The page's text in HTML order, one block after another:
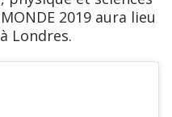
2019 aura lieu
Londres.